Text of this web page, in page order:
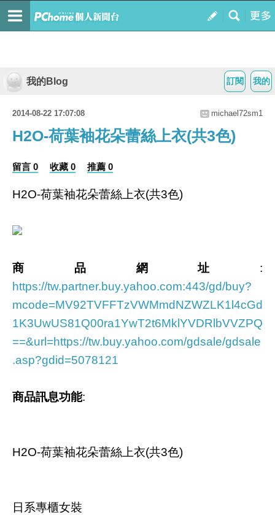
我的
訂閱
我的Blog
2014-08-22 17:07:08 michael72sm1
H2O-荷葉袖花朵蕾絲上衣(共3色)
留言 0 收藏 0 推薦 0
H2O-荷葉袖花朵蕾絲上衣(共3色)
商品網址 :
https://tw.partner.buy.yahoo.com:443/gd/buy?
mcode=MV92TVFFTzVWMmdNZWZLK1l4cGd
1K3UwUS81Q00ra1YwT2t6MklYVDRlbVVZPQ
==&url=https://tw.buy.yahoo.com/gdsale/gdsale
.asp?gdid=5078121
商品訊息功能:
H2O-荷葉袖花朵蕾絲上衣(共3色)
日系專櫃女裝